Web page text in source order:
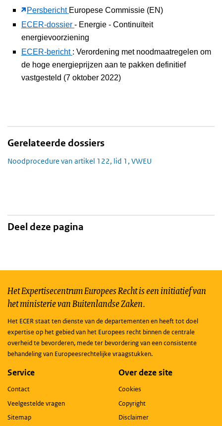
Persbericht Europese Commissie (EN)
ECER-dossier - Energie - Continuïteit
energievoorziening
ECER-bericht : Verordening met noodmaatregelen om
de hoge energieprijzen aan te pakken definitief
vastgesteld (7 oktober 2022)
Gerelateerde dossiers
Noodprocedure van artikel 122, lid 1, VWEU
Deel deze pagina
Het Expertisecentrum Europees Recht is een initiatief van
het ministerie van Buitenlandse Zaken.
Het ECER staat ten dienste van de departementen en heeft tot doel
expertise op het gebied van het Europees recht binnen de centrale
overheid te bevorderen, mede ter bevordering van een consistente
behandeling van Europeesrechtelijke vraagstukken.
Service
Contact
Veelgestelde vragen
Sitemap
Over deze site
Cookies
Copyright
Disclaimer